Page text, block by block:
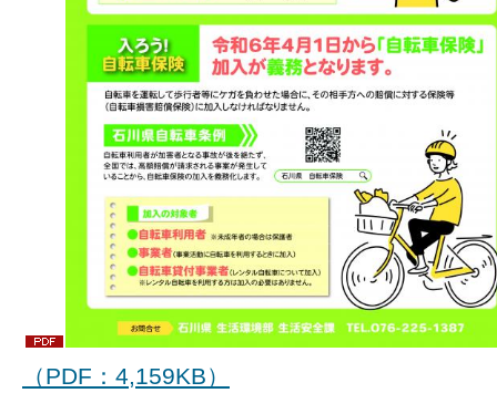
（PDF：4,159KB）